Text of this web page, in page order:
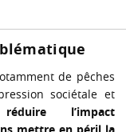
de pêches
sociétale et
réduire l’impact